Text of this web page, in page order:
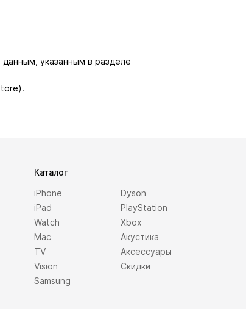
указанным в разделе
Каталог
iPhone
iPad
Watch
Mac
TV
Vision
Samsung
Dyson
PlayStation
Xbox
Акустика
Аксессуары
Скидки